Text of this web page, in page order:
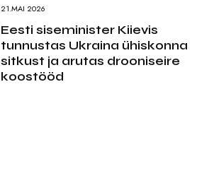
21.MAI 2026
Eesti siseminister Kiievis
tunnustas Ukraina ühiskonna
sitkust ja arutas drooniseire
koostööd